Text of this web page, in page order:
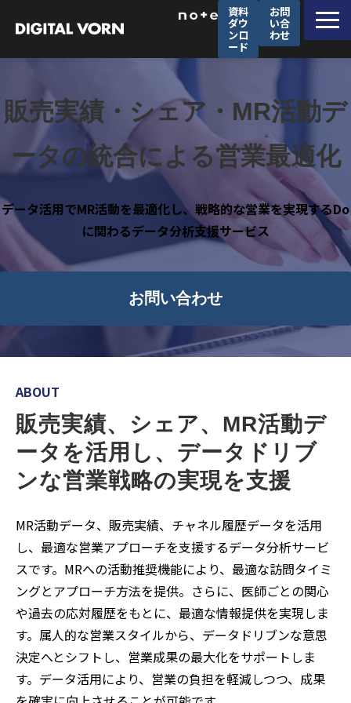
資料
ダウ
ンロ
ード
お問
い合
わせ
デジタルフォルンが選ばれる理由
ソリューション一覧
サービス一覧
導入事例
セミナー
企業情報
採用情報
販売実績・シェア・MR活動デ
ータの統合による営業最適化
データ活用でMR活動を最適化し、戦略的な営業を実現するDo
に関わるデータ分析支援サービス
お問い合わせ
ABOUT
販売実績、シェア、MR活動デ
ータを活用し、データドリブ
ンな営業戦略の実現を支援
MR活動データ、販売実績、チャネル履歴データを活用
し、最適な営業アプローチを支援するデータ分析サービ
スです。MRへの活動推奨機能により、最適な訪問タイミ
ングとアプローチ方法を提供。さらに、医師ごとの関心
や過去の応対履歴をもとに、最適な情報提供を実現しま
す。属人的な営業スタイルから、データドリブンな意思
決定へとシフトし、営業成果の最大化をサポートしま
す。データ活用により、営業の負担を軽減しつつ、成果